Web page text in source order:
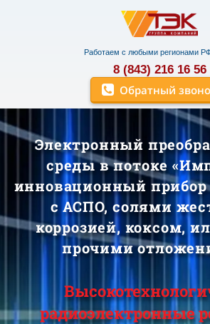
Работаем с любыми регионами
8 (843) 216 16 56
Обратный
Электронный
среды в потоке
инновационный прибор
с АСПО, солями
коррозией, коксом,
прочими
радиоэлектронные